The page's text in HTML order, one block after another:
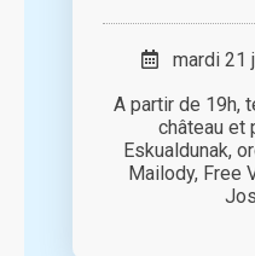
mardi 21
A partir de 19h,
château et
Eskualdunak,
Mailody, Free